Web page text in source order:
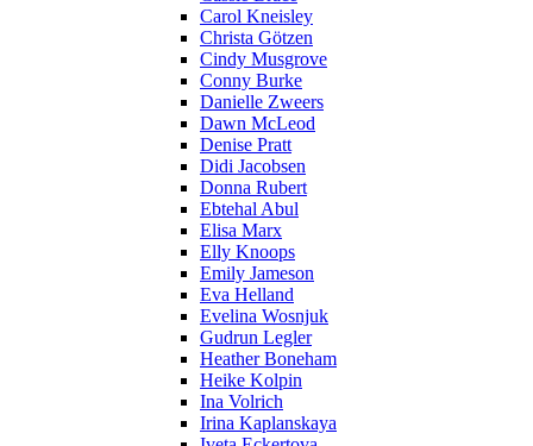
Carol Kneisley
Christa Götzen
Cindy Musgrove
Conny Burke
Danielle Zweers
Dawn McLeod
Denise Pratt
Didi Jacobsen
Donna Rubert
Ebtehal Abul
Elisa Marx
Elly Knoops
Emily Jameson
Eva Helland
Evelina Wosnjuk
Gudrun Legler
Heather Boneham
Heike Kolpin
Ina Volrich
Irina Kaplanskaya